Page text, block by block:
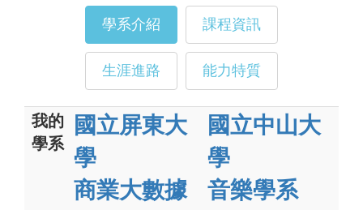
學系介紹 課程資訊
生涯進路 能力特質
我的
學系
國立屏東大
學
商業大數據
國立中山大
學
音樂學系